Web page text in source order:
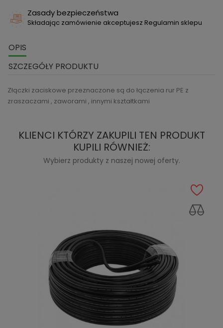
Zasady bezpieczeństwa
Składając zamówienie akceptujesz Regulamin sklepu
OPIS
SZCZEGÓŁY PRODUKTU
Złączki zaciskowe przeznaczone są do łączenia rur PE z
zraszaczami , zaworami , innymi kształtkami
KLIENCI KTÓRZY ZAKUPILI TEN PRODUKT
KUPILI RÓWNIEŻ:
Wybierz produkty z naszej nowej oferty.